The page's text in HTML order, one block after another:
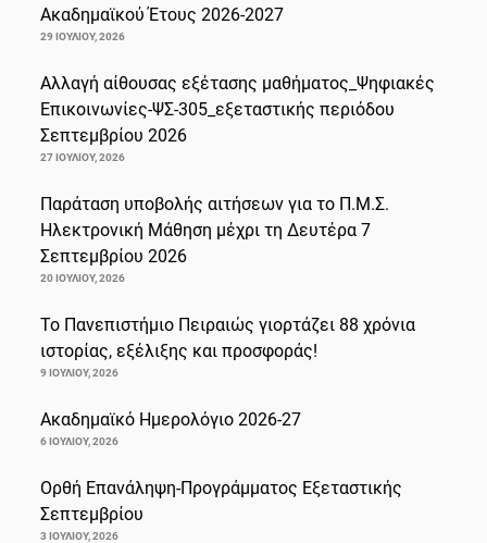
Ακαδημαϊκού Έτους 2026-2027
29 ΙΟΥΛΊΟΥ, 2026
Αλλαγή αίθουσας εξέτασης μαθήματος_Ψηφιακές
Επικοινωνίες-ΨΣ-305_εξεταστικής περιόδου
Σεπτεμβρίου 2026
27 ΙΟΥΛΊΟΥ, 2026
Παράταση υποβολής αιτήσεων για το Π.Μ.Σ.
Ηλεκτρονική Μάθηση μέχρι τη Δευτέρα 7
Σεπτεμβρίου 2026
20 ΙΟΥΛΊΟΥ, 2026
Το Πανεπιστήμιο Πειραιώς γιορτάζει 88 χρόνια
ιστορίας, εξέλιξης και προσφοράς!
9 ΙΟΥΛΊΟΥ, 2026
Ακαδημαϊκό Ημερολόγιο 2026-27
6 ΙΟΥΛΊΟΥ, 2026
Ορθή Επανάληψη-Προγράμματος Εξεταστικής
Σεπτεμβρίου
3 ΙΟΥΛΊΟΥ, 2026